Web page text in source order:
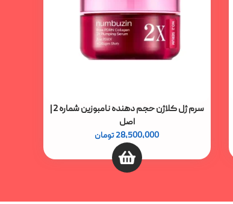
سرم ژل کلاژن حجم دهنده نامبوزین شماره 2 |
اصل
28,500,000تومان